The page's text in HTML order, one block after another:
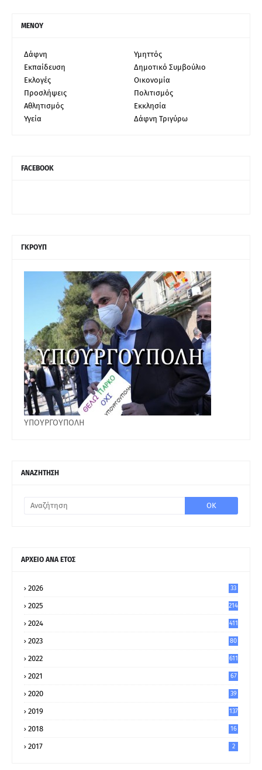
ΜΕΝΟΥ
Δάφνη
Υμηττός
Εκπαίδευση
Δημοτικό Συμβούλιο
Εκλογές
Οικονομία
Προσλήψεις
Πολιτισμός
Αθλητισμός
Εκκλησία
Υγεία
Δάφνη Τριγύρω
FACEBOOK
ΓΚΡΟΥΠ
ΥΠΟΥΡΓΟΥΠΟΛΗ
ΑΝΑΖΗΤΗΣΗ
ΑΡΧΕΙΟ ΑΝΑ ΕΤΟΣ
2026 33
2025 214
2024 411
2023
80
2022 611
2021
67
2020
39
2019 137
2018 16
2017 2